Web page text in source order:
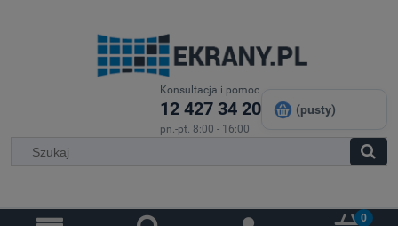
Konsultacja i pomoc
12 427 34 20
pn.-pt. 8:00 - 16:00
(pusty)